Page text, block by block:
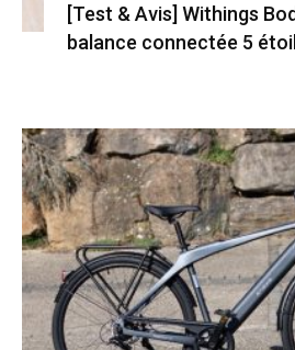
[Test & Avis] Withings
balance connectée 5